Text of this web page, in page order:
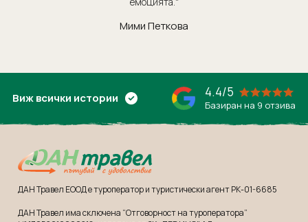
Мими Петкова
Виж всички истории 4.4/5
Базиран на 9 отзива
ДАН Травел ЕООД е туроператор и туристически агент РК-01-6685
ДАН Травел има сключена “Отговорност на туроператора”